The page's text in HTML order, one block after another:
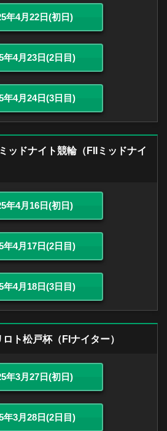
年4月22日(初日)
年4月23日(2日目)
年4月24日(3日目)
ッドナイト競輪（FIIミッドナイ
年4月16日(初日)
年4月17日(2日目)
年4月18日(3日目)
ト松戸杯（FIナイター）
年3月27日(初日)
年3月28日(2日目)